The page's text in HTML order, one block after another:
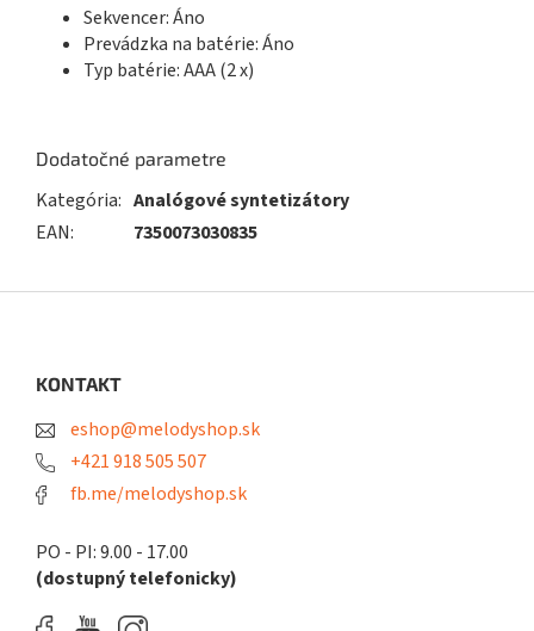
Sekvencer: Áno
Prevádzka na batérie: Áno
Typ batérie: AAA (2 x)
Dodatočné parametre
Kategória: Analógové syntetizátory
EAN: 7350073030835
KONTAKT
eshop@melodyshop.sk
+421 918 505 507
fb.me/melodyshop.sk
PO - PI: 9.00 - 17.00
(dostupný telefonicky)